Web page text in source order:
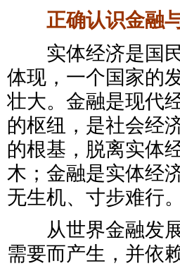
正确认识金融
实体经济是国民
体现，一个国家的
壮大。金融是现代
的枢纽，是社会经
的根基，脱离实体
木；金融是实体经
无生机、寸步难行。
从世界金融发展
需要而产生，并依